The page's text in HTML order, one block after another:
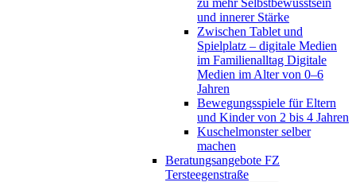
und innerer Stärke
Zwischen Tablet und
Spielplatz – digitale Medien
im Familienalltag Digitale
Medien im Alter von 0–6
Jahren
Bewegungsspiele für Eltern
und Kinder von 2 bis 4 Jahren
Kuschelmonster selber
machen
Beratungsangebote FZ
Tersteegenstraße